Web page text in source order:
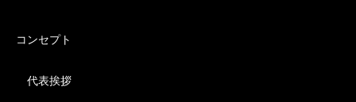
コンセプト
代表挨拶